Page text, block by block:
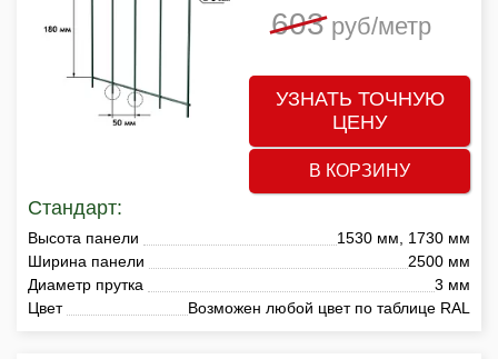
603руб/метр
УЗНАТЬ ТОЧНУЮ
ЦЕНУ
В КОРЗИНУ
Стандарт:
Высота панели
1530 мм, 1730 мм
Ширина панели
2500 мм
Диаметр прутка
3 мм
Цвет
Возможен любой цвет по таблице RAL